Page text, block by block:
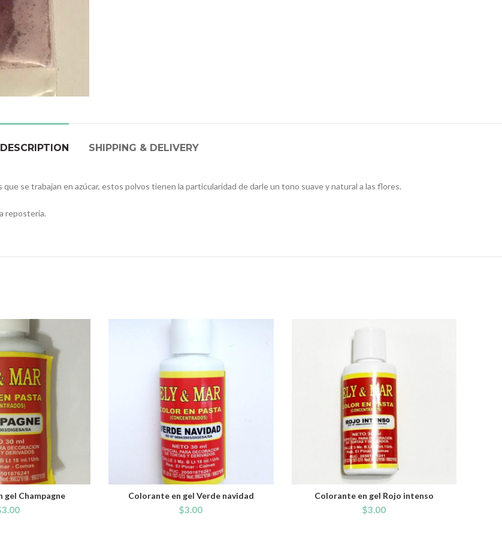
DESCRIPTION SHIPPING & DELIVERY
se trabajan en azúcar, estos polvos tienen la particularidad de darle un tono suave y natural a las flores.
reposteria.
CART
gel Champagne
3.00
ADD TO CART
Colorante en gel Verde navidad
$3.00
ADD TO CART
Colorante en gel Rojo intenso
$3.00